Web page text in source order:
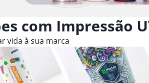
com Impressão
vida à sua marca